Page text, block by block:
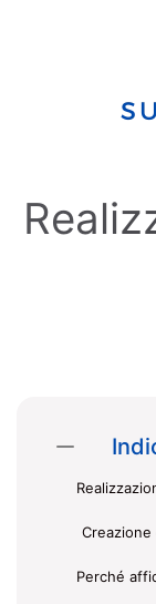
Skip to main
Perché